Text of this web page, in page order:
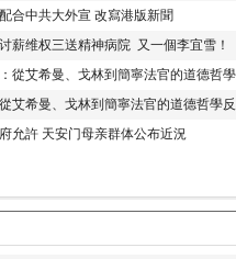
合中共大外宣 改寫港版新聞
薪维权三送精神病院 又一個李宜雪！
從艾希曼、戈林到簡寧法官的道德哲學
艾希曼、戈林到簡寧法官的道德哲學反
允許 天安门母亲群体公布近況